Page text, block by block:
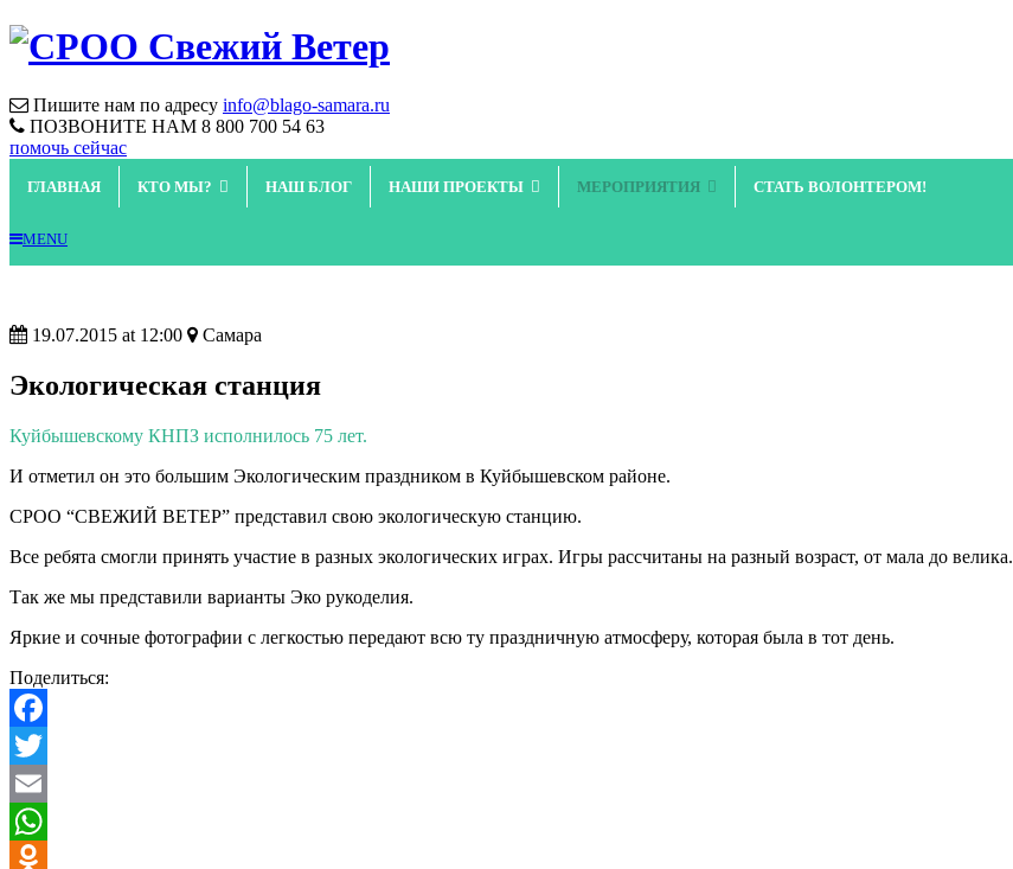
Пишите нам по адресу info@blago-samara.ru
ПОЗВОНИТЕ НАМ 8 800 700 54 63
помочь сейчас
ГЛАВНАЯ КТО МЫ? НАШ БЛОГ НАШИ ПРОЕКТЫ МЕРОПРИЯТИЯ СТАТЬ ВОЛОНТЕРОМ!
MENU
19.07.2015 at 12:00 Самара
Экологическая станция
Куйбышевскому КНПЗ исполнилось 75 лет.
И отметил он это большим Экологическим праздником в Куйбышевском районе.
CРОО “СВЕЖИЙ ВЕТЕР” представил свою экологическую станцию.
Все ребята смогли принять участие в разных экологических играх. Игры рассчитаны на разный возраст, от мала до велика.
Так же мы представили варианты Эко рукоделия.
Яркие и сочные фотографии с легкостью передают всю ту праздничную атмосферу, которая была в тот день.
Поделиться:
Facebook
Twitter
Email
WhatsApp